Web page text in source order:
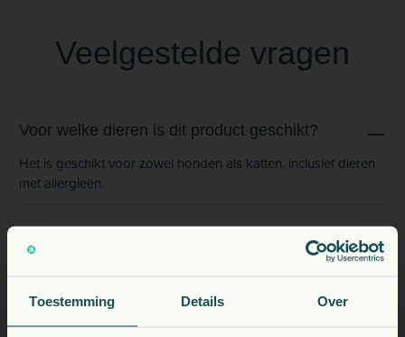
Toestemming Details Over
Veelgestelde vragen
Voor welke dieren is dit product geschikt?
Het is geschikt voor zowel honden als katten, inclusief dieren
met allergieën.
Kan ik dit preventief geven?